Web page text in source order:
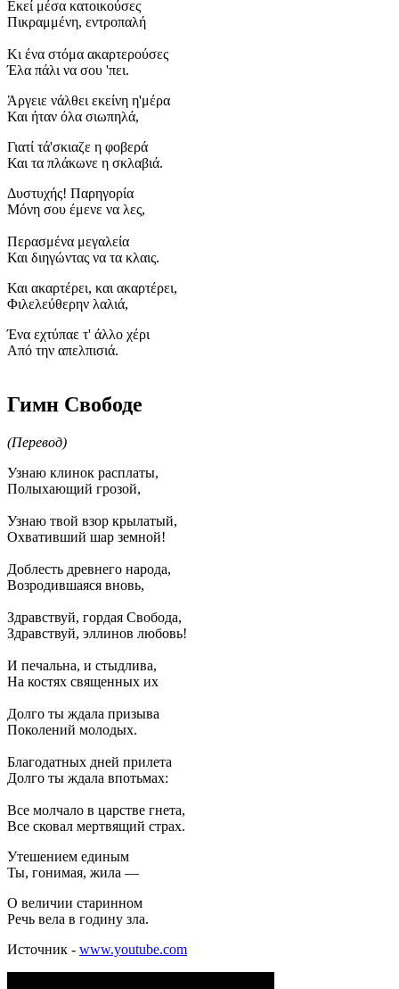
Εκεί μέσα κατοικούσες
Πικραμμένη, εντροπαλή
Κι ένα στόμα ακαρτερούσες
Έλα πάλι να σου 'πει.
Άργειε νάλθει εκείνη η'μέρα
Και ήταν όλα σιωπηλά,
Γιατί τά'σκιαζε η φοβερά
Και τα πλάκωνε η σκλαβιά.
Δυστυχής! Παρηγορία
Μόνη σου έμενε να λες,
Περασμένα μεγαλεία
Και διηγώντας να τα κλαις.
Και ακαρτέρει, και ακαρτέρει,
Φιλελεύθερην λαλιά,
Ένα εχτύπαε τ' άλλο χέρι
Από την απελπισιά.
Гимн Свободе
(Перевод)
Узнаю клинок расплаты,
Полыхающий грозой,
Узнаю твой взор крылатый,
Охвативший шар земной!
Доблесть древнего народа,
Возродившаяся вновь,
Здравствуй, гордая Свобода,
Здравствуй, эллинов любовь!
И печальна, и стыдлива,
На костях священных их
Долго ты ждала призыва
Поколений молодых.
Благодатных дней прилета
Долго ты ждала впотьмах:
Все молчало в царстве гнета,
Все сковал мертвящий страх.
Утешением единым
Ты, гонимая, жила —
О величии старинном
Речь вела в годину зла.
Источник - www.youtube.com